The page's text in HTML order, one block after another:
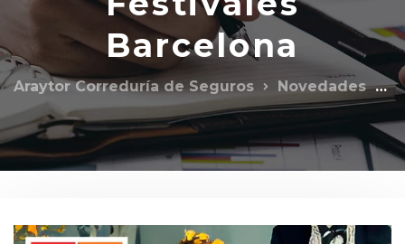
Barcelona
Araytor Correduría de Seguros Novedades